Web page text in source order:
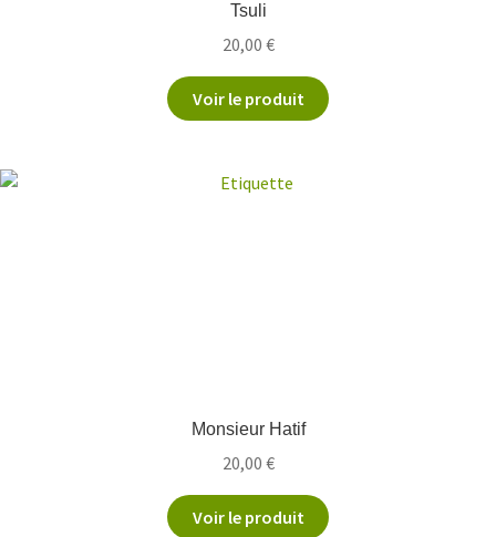
Tsuli
20,00 €
Voir le produit
Monsieur Hatif
20,00 €
Voir le produit